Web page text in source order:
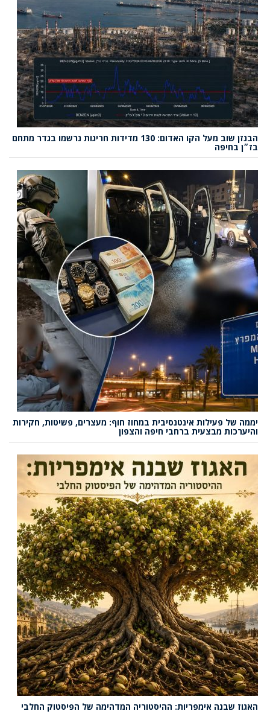
הבנזן שוב מעל הקו האדום: 130 מדידות חריגות נרשמו בגדר מתחם
בז״ן בחיפה
יממה של פעילות אינטנסיבית במחוז חוף: מעצרים, פשיטות, חקירות
והיערכות מבצעית ברחבי חיפה והצפון
האגוז שבנה אימפריות: ההיסטוריה המדהימה של הפיסטוק החלבי